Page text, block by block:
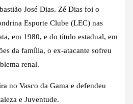
José Dias. Zé Dias foi o
Esporte Clube (LEC) nas
em 1980, e do título estadual, em
da família, o ex-atacante sofreu
renal.
no Vasco da Gama e defendeu
e Juventude.